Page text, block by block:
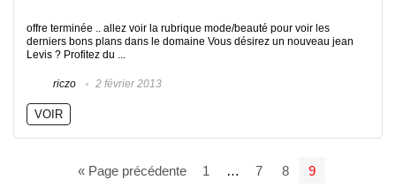
offre terminée .. allez voir la rubrique mode/beauté pour voir les
derniers bons plans dans le domaine Vous désirez un nouveau jean
Levis ? Profitez du ...
riczo 2 février 2013
VOIR
« Page précédente 1 … 7 8 9